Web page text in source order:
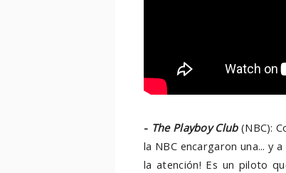
- The Playboy Club(NBC):
la NBC encargaron una... y
la atención! Es un piloto